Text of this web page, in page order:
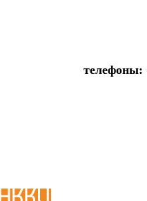
телефоны: